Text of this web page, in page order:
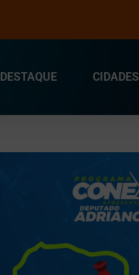
DESTAQUE CIDADES